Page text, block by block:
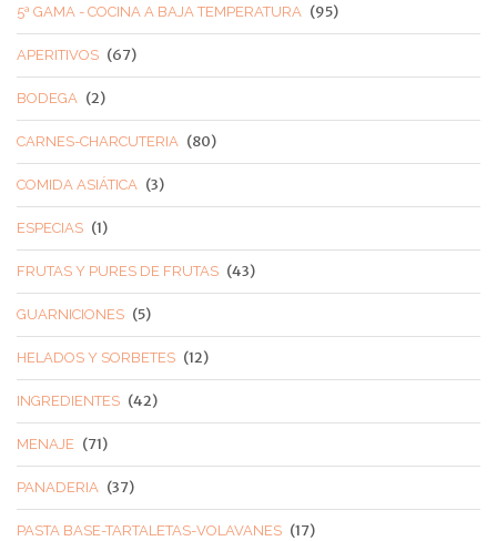
5ª GAMA - COCINA A BAJA TEMPERATURA (95)
APERITIVOS (67)
BODEGA (2)
CARNES-CHARCUTERIA (80)
COMIDA ASIÁTICA (3)
ESPECIAS (1)
FRUTAS Y PURES DE FRUTAS (43)
GUARNICIONES (5)
HELADOS Y SORBETES (12)
INGREDIENTES (42)
MENAJE (71)
PANADERIA (37)
PASTA BASE-TARTALETAS-VOLAVANES (17)